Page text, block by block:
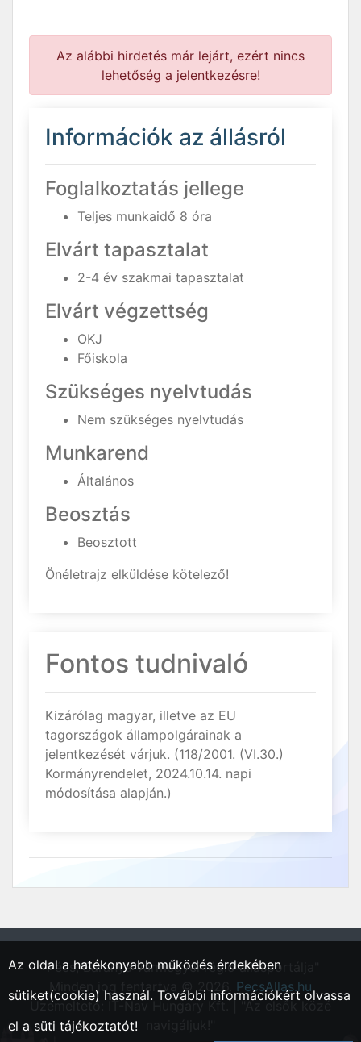
Az alábbi hirdetés már lejárt, ezért nincs
lehetőség a jelentkezésre!
Információk az állásról
Foglalkoztatás jellege
Teljes munkaidő 8 óra
Elvárt tapasztalat
2-4 év szakmai tapasztalat
Elvárt végzettség
OKJ
Főiskola
Szükséges nyelvtudás
Nem szükséges nyelvtudás
Munkarend
Általános
Beosztás
Beosztott
Önéletrajz elküldése kötelező!
Fontos tudnivaló
Kizárólag magyar, illetve az EU
tagországok állampolgárainak a
jelentkezését várjuk. (118/2001. (VI.30.)
Kormányrendelet, 2024.10.14. napi
módosítása alapján.)
"Pécs, Baranya vármegyei régió állásportálja"
Minden jog fentartva © 2026. PecsAllas.hu
Üzemeltető: IT-Nav Hungary Kft. | "Az elsők közé
Az oldal a hatékonyabb működés érdekében
sütiket(cookie) használ. További információkért olvassa
el a süti tájékoztatót!